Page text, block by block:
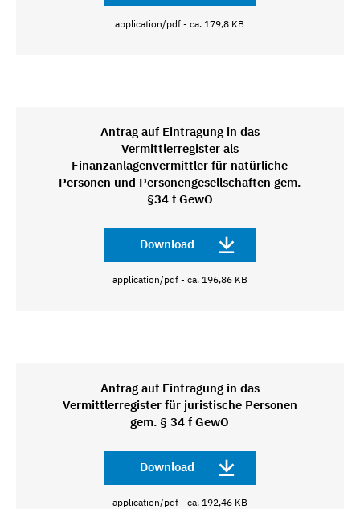
application/pdf - ca. 179,8 KB
Antrag auf Eintragung in das
Vermittlerregister als
Finanzanlagenvermittler für natürliche
Personen und Personengesellschaften gem.
§34 f GewO
Download
application/pdf - ca. 196,86 KB
Antrag auf Eintragung in das
Vermittlerregister für juristische Personen
gem. § 34 f GewO
Download
application/pdf - ca. 192,46 KB